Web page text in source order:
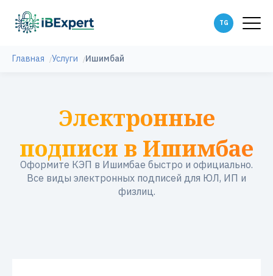
Главная Услуги Ишимбай
Электронные
подписи в Ишимбае
Оформите КЭП в Ишимбае быстро и официально.
Все виды электронных подписей для ЮЛ, ИП и
физлиц.